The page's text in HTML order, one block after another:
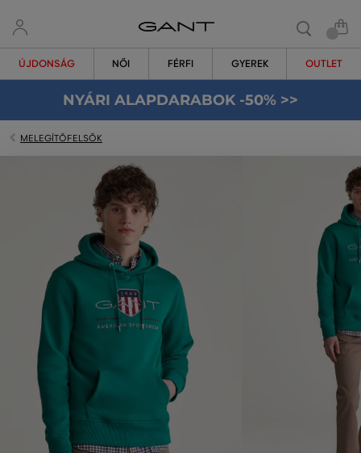
ÚJDONSÁG NŐI FÉRFI GYEREK OUTLET
NYÁRI ALAPDARABOK -50% >>
MELEGÍTŐFELSŐK